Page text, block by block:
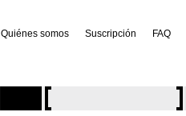
Quiénes somos Suscripción FAQ